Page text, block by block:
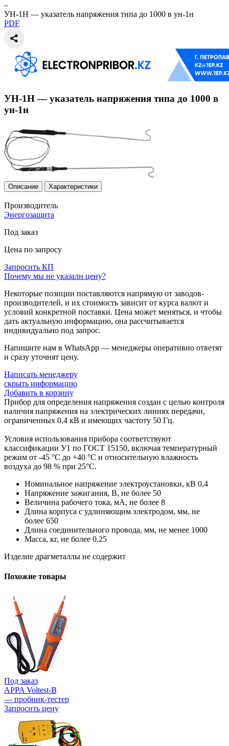
–
УН-1Н — указатель напряжения типа до 1000 в ун-1н
PDF
УН-1Н — указатель напряжения типа до 1000 в
ун-1н
Описание Характеристики
Производитель
Энергозащита
Под заказ
Цена по запросу
Запросить КП
Почему мы не указали цену?
Некоторые позиции поставляются напрямую от заводов-
производителей, и их стоимость зависит от курса валют и
условий конкретной поставки. Цена может меняться, и чтобы
дать актуальную информацию, она рассчитывается
индивидуально под запрос.
Напишите нам в WhatsApp — менеджеры оперативно ответят
и сразу уточнят цену.
Написать менеджеру
скрыть информацию
Добавить в корзину
Прибор для определения напряжения создан с целью контроля
наличия напряжения на электрических линиях передачи,
ограниченных 0,4 кВ и имеющих частоту 50 Гц.
Условия использования прибора соответствуют
классификации У1 по ГОСТ 15150, включая температурный
режим от -45 °С до +40 °С и относительную влажность
воздуха до 98 % при 25°С.
Номинальное напряжение электроустановки, кВ 0,4
Напряжение зажигания, В, не более 50
Величина рабочего тока, мА, не более 8
Длина корпуса с удлиняющим электродом, мм, не
более 650
Длина соединительного провода, мм, не менее 1000
Масса, кг, не более 0.25
Изделие драгметаллы не содержит
Похожие товары
Под заказ
APPA Voltest-B
— пробник-тестер
Запросить цену